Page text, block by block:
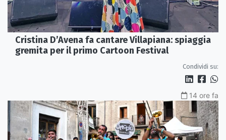
Cristina D’Avena fa cantare Villapiana: spiaggia
gremita per il primo Cartoon Festival
Condividi su:
14 ore fa